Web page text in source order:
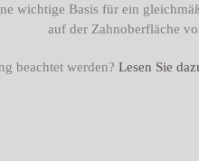
wichtige Basis für ein
auf der Zahnoberfläche
beachtet werden? Lesen Sie